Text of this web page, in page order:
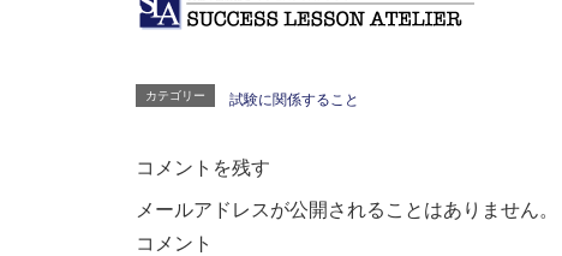
カテゴリー 試験に関係すること
コメントを残す
メールアドレスが公開されることはありません。
コメント